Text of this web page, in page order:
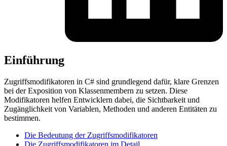
Einführung
Zugriffsmodifikatoren in C# sind grundlegend dafür, klare Grenzen
bei der Exposition von Klassenmembern zu setzen. Diese
Modifikatoren helfen Entwicklern dabei, die Sichtbarkeit und
Zugänglichkeit von Variablen, Methoden und anderen Entitäten zu
bestimmen.
Die Bedeutung der Zugriffsmodifikatoren